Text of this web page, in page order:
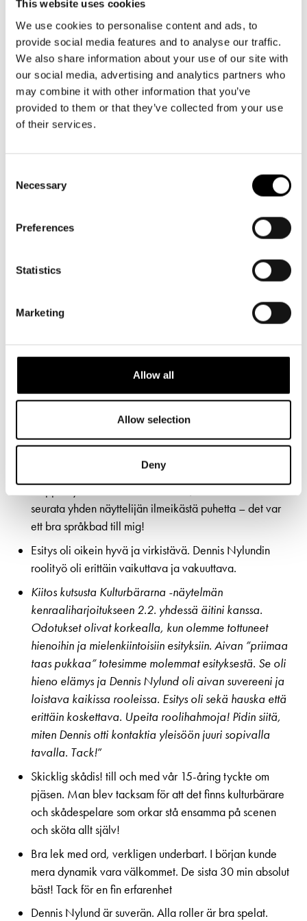
This website uses cookies
We use cookies to personalise content and ads, to
provide social media features and to analyse our traffic.
We also share information about your use of our site with
our social media, advertising and analytics partners who
may combine it with other information that you’ve
provided to them or that they’ve collected from your use
of their services.
Selection
Necessary
Preferences
Statistics
Marketing
Allow all
Allow selection
Deny
SKÅDESPELAREN.
Vilken begåvning Dennis är! ”
Hauska esitys, Denniksellä oli lava hallussa jokaisessa
roolihahmossaan. Lähdin hymy huulilla kotiin. Tusen
tack!”
Aivan ihana esitys! Niin hurjan taitava näyttelijä ja piti
otteessaan koko esityksen ajan!
Människan inte så hemskt ofta tänker på vilken
Då allt rullar bra – allt rullar bra. Varje människa har sin
plats i helheten. Vi borde aldrig undervärdera någon
annan människa även hen skall vara garderobiär.
Dennis Nylund var fullkomligt fantastisk, såväl fysiskt
som psykisk, han gjorde strålande ifrån sej. Dessutom
mötte oss en vaktmästare som var 100% serviceminded
så min man och jag rekommenderade honom att söka
Absolut roligaste pjäsen på länge! Dennis Nylund var
strålande i alla rollerna o vi skrattade så vi vred oss.
edelleen kun sitä muistelen. Kantasuomalaisenkin oli
seurata yhden näyttelijän ilmeikästä puhetta – det var
ett bra språkbad till mig!
Esitys oli oikein hyvä ja virkistävä. Dennis Nylundin
roolityö oli erittäin vaikuttava ja vakuuttava.
Kiitos kutsusta Kulturbärarna -näytelmän
kenraaliharjoitukseen 2.2. yhdessä äitini kanssa.
Odotukset olivat korkealla, kun olemme tottuneet
hienoihin ja mielenkiintoisiin esityksiin. Aivan ”priimaa
taas pukkaa” totesimme molemmat esityksestä. Se oli
hieno elämys ja Dennis Nylund oli aivan suvereeni ja
loistava kaikissa rooleissa. Esitys oli sekä hauska että
erittäin koskettava. Upeita roolihahmoja! Pidin siitä,
miten Dennis otti kontaktia yleisöön juuri sopivalla
tavalla. Tack!”
Skicklig skådis! till och med vår 15-åring tyckte om
pjäsen. Man blev tacksam för att det finns kulturbärare
och skådespelare som orkar stå ensamma på scenen
och sköta allt själv!
Bra lek med ord, verkligen underbart. I början kunde
mera dynamik vara välkommet. De sista 30 min absolut
bäst! Tack för en fin erfarenhet
Dennis Nylund är suverän. Alla roller är bra spelat.